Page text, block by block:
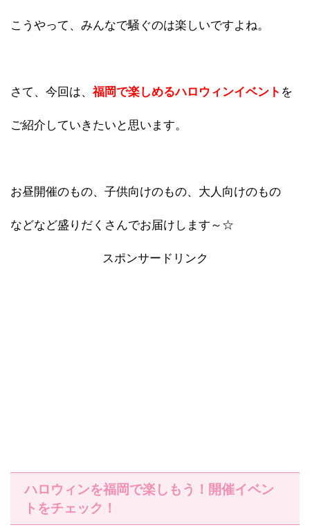
こうやって、みんなで騒ぐのは楽しいですよね。
さて、今回は、福岡で楽しめるハロウィンイベント を
ご紹介していきたいと思います。
お昼開催のもの、子供向けのもの、大人向けのもの
などなど盛りだくさんでお届けします～☆
スポンサードリンク
ハロウィンを福岡で楽しもう！開催イベン
トをチェック！